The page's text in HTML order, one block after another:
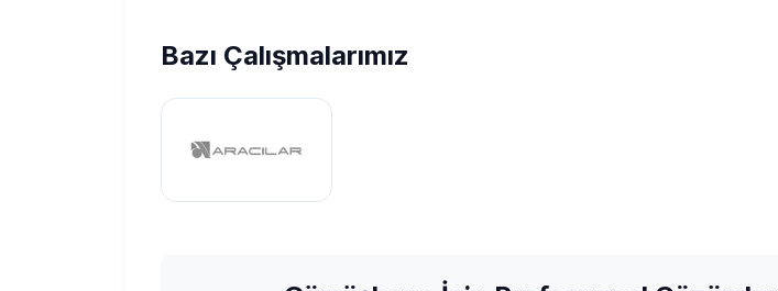
Bazı Çalışmalarımız